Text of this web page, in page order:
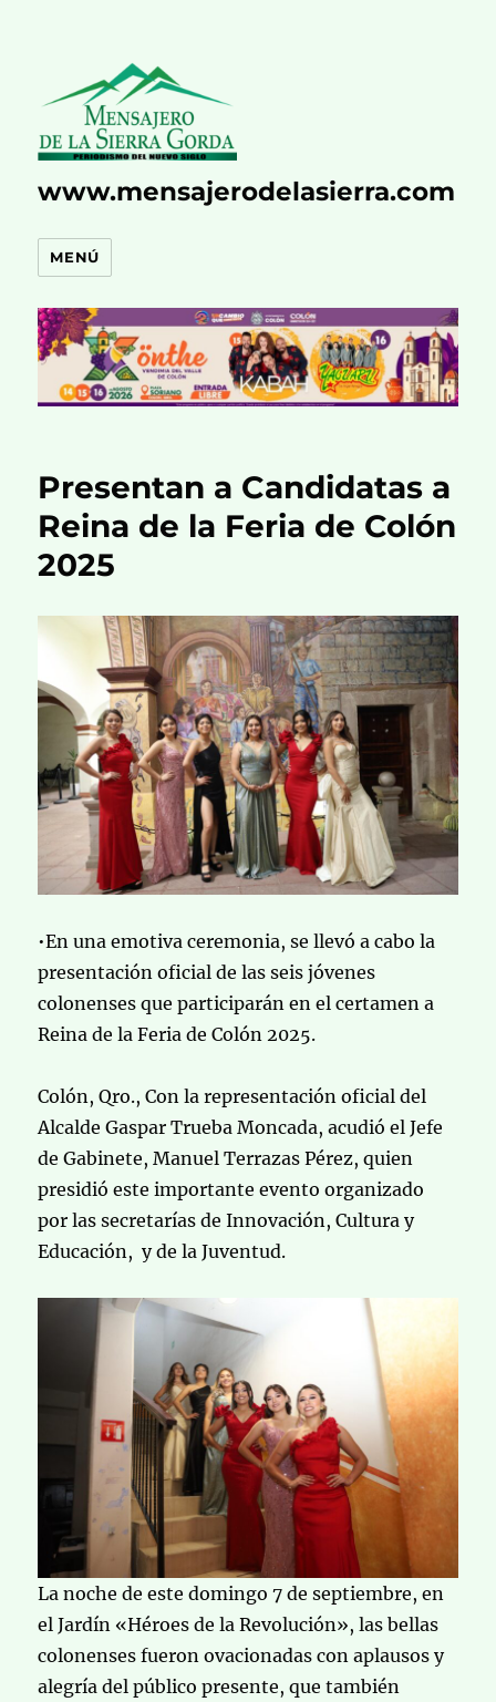
www.mensajerodelasierra.com
MENÚ
Presentan a Candidatas a
Reina de la Feria de Colón
2025
•En una emotiva ceremonia, se llevó a cabo la
presentación oficial de las seis jóvenes
colonenses que participarán en el certamen a
Reina de la Feria de Colón 2025.
Colón, Qro., Con la representación oficial del
Alcalde Gaspar Trueba Moncada, acudió el Jefe
de Gabinete, Manuel Terrazas Pérez, quien
presidió este importante evento organizado
por las secretarías de Innovación, Cultura y
Educación, y de la Juventud.
La noche de este domingo 7 de septiembre, en
el Jardín «Héroes de la Revolución», las bellas
colonenses fueron ovacionadas con aplausos y
alegría del público presente, que también